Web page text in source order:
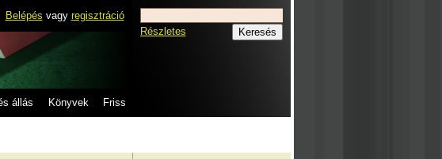
Belépés vagy regisztráció
állás Könyvek Friss
Részletes